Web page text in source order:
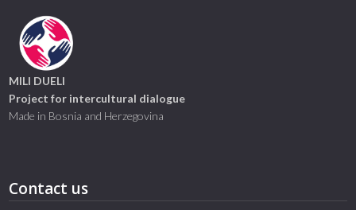
MILI DUELI
Project for intercultural dialogue
Made in Bosnia and Herzegovina
Contact us